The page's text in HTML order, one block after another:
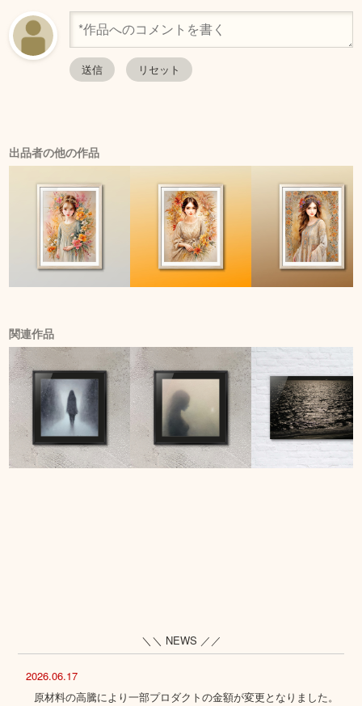
出品者の他の作品
関連作品
＼＼ NEWS ／／
2026.06.17
原材料の高騰により一部プロダクトの金額が変更となりました。